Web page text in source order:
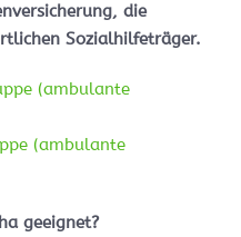
die
Sozialhilfeträger.
(ambulante
(ambulante
geeignet?